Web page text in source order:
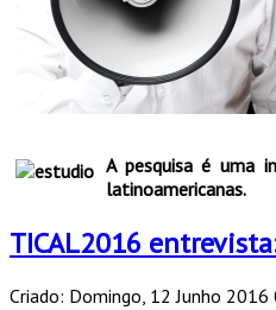
A pesquisa é uma
latinoamericanas.
TICAL2016
Criado: Domingo, 12 Junho 2016